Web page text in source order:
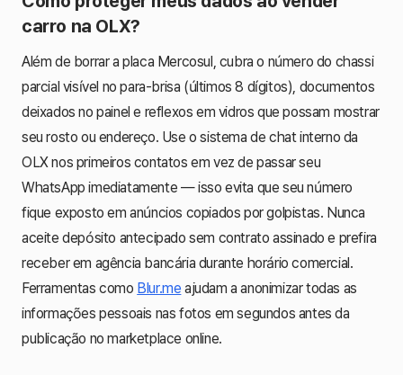
carro na OLX?
Além de borrar a placa Mercosul, cubra o número do chassi
parcial visível no para-brisa (últimos 8 dígitos), documentos
deixados no painel e reflexos em vidros que possam mostrar
seu rosto ou endereço. Use o sistema de chat interno da
OLX nos primeiros contatos em vez de passar seu
WhatsApp imediatamente — isso evita que seu número
fique exposto em anúncios copiados por golpistas. Nunca
aceite depósito antecipado sem contrato assinado e prefira
receber em agência bancária durante horário comercial.
Ferramentas como Blur.me ajudam a anonimizar todas as
informações pessoais nas fotos em segundos antes da
publicação no marketplace online.